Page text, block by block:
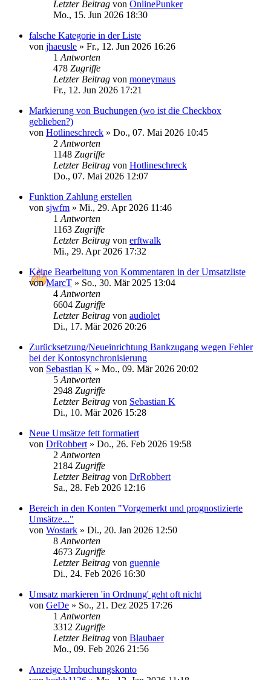
Letzter Beitrag von OnlinePunker
Mo., 15. Jun 2026 18:30
falsche Kategorie in der Liste
von jhaeusle » Fr., 12. Jun 2026 16:26
1 Antworten
478 Zugriffe
Letzter Beitrag von moneymaus
Fr., 12. Jun 2026 17:21
Markierung von Buchungen (wo ist die Checkbox
geblieben?)
von Hotlineschreck » Do., 07. Mai 2026 10:45
2 Antworten
1148 Zugriffe
Letzter Beitrag von Hotlineschreck
Do., 07. Mai 2026 12:07
Funktion Zahlung erstellen
von sjwfm » Mi., 29. Apr 2026 11:46
1 Antworten
1163 Zugriffe
Letzter Beitrag von erftwalk
Mi., 29. Apr 2026 17:32
Keine Bearbeitung von Kommentaren in der Umsatzliste
vonMarcT » So., 30. Mär 2025 13:04
4 Antworten
6604 Zugriffe
Letzter Beitrag von audiolet
Di., 17. Mär 2026 20:26
Zurücksetzung/Neueinrichtung Bankzugang wegen Fehler
bei der Kontosynchronisierung
von Sebastian K » Mo., 09. Mär 2026 20:02
5 Antworten
2948 Zugriffe
Letzter Beitrag von Sebastian K
Di., 10. Mär 2026 15:28
Neue Umsätze fett formatiert
von DrRobbert » Do., 26. Feb 2026 19:58
2 Antworten
2184 Zugriffe
Letzter Beitrag von DrRobbert
Sa., 28. Feb 2026 12:16
Bereich in den Konten "Vorgemerkt und prognostizierte
Umsätze..."
von Wostark » Di., 20. Jan 2026 12:50
8 Antworten
4673 Zugriffe
Letzter Beitrag von guennie
Di., 24. Feb 2026 16:30
Umsatz markieren 'in Ordnung' geht oft nicht
von GeDe » So., 21. Dez 2025 17:26
1 Antworten
3312 Zugriffe
Letzter Beitrag von Blaubaer
Mo., 09. Feb 2026 21:56
Anzeige Umbuchungskonto